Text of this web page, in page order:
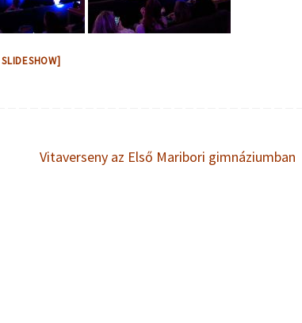
Vitaverseny az Első Maribori gimnáziumban